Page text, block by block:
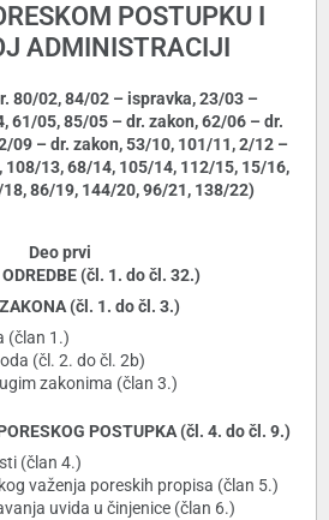
POSTUPKU I
ADMINISTRACIJI
80/02, 84/02 – ispravka, 23/03 –
61/05, 85/05 – dr. zakon, 62/06 – dr.
09 – dr. zakon, 53/10, 101/11, 2/12 –
108/13, 68/14, 105/14, 112/15, 15/16,
86/19, 144/20, 96/21, 138/22)
Deo prvi
(čl. 1. do čl. 32.)
(čl. 1. do čl. 3.)
(član 1.)
(čl. 2. do čl. 2b)
zakonima (član 3.)
POSTUPKA (čl. 4. do čl. 9.)
(član 4.)
važenja poreskih propisa (član 5.)
uvida u činjenice (član 6.)